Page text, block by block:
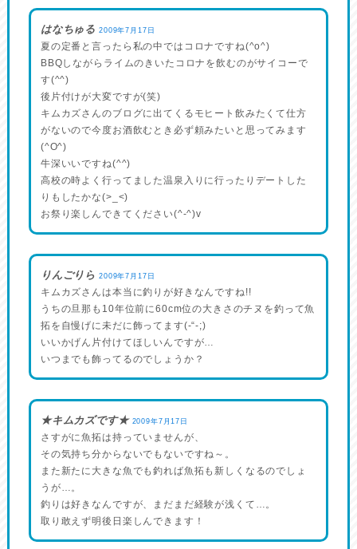
はなちゅる 2009年7月17日
夏の定番と言ったら私の中ではコロナですね(^o^)
BBQしながらライムのきいたコロナを飲むのがサイコーで
す(^^)
後片付けが大変ですが(笑)
キムカズさんのブログに出てくるモヒート飲みたくて仕方
がないので今度お酒飲むとき必ず頼みたいと思ってみます
(^O^)
牛深いいですね(^^)
高校の時よく行ってました温泉入りに行ったりデートした
りもしたかな(>_<)
お祭り楽しんできてください(^-^)v
りんごりら 2009年7月17日
キムカズさんは本当に釣りが好きなんですね!!
うちの旦那も10年位前に60cm位の大きさのチヌを釣って魚
拓を自慢げに未だに飾ってます(-“-;)
いいかげん片付けてほしいんですが…
いつまでも飾ってるのでしょうか？
★キムカズです★ 2009年7月17日
さすがに魚拓は持っていませんが、
その気持ち分からないでもないですね～。
また新たに大きな魚でも釣れば魚拓も新しくなるのでしょ
うが…。
釣りは好きなんですが、まだまだ経験が浅くて…。
取り敢えず明後日楽しんできます！